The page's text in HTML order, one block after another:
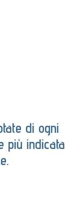
di ogni
più indicata